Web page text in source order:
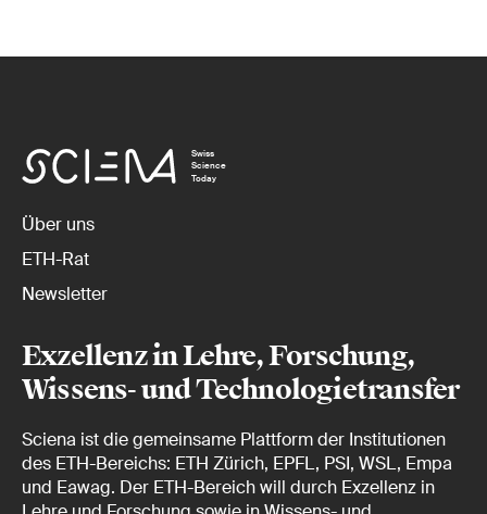
Swiss
Science
Today
Über uns
ETH-Rat
Newsletter
Exzellenz in Lehre, Forschung,
Wissens- und Technologietransfer
Sciena ist die gemeinsame Plattform der Institutionen
des ETH-Bereichs: ETH Zürich, EPFL, PSI, WSL, Empa
und Eawag. Der ETH-Bereich will durch Exzellenz in